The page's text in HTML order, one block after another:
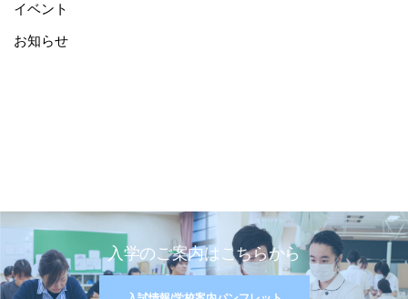
イベント
お知らせ
入学のご案内はこちらから